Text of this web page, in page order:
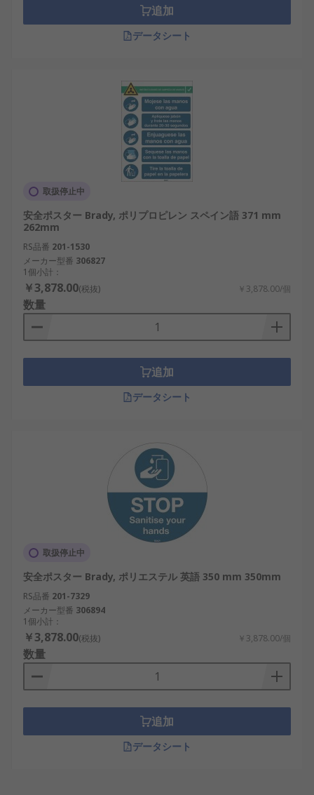
追加
データシート
取扱停止中
安全ポスター Brady, ポリプロピレン スペイン語 371 mm
262mm
RS品番 201-1530
メーカー型番 306827
1個小計：
￥3,878.00(税抜) ￥3,878.00/個
数量
追加
データシート
取扱停止中
安全ポスター Brady, ポリエステル 英語 350 mm 350mm
RS品番 201-7329
メーカー型番 306894
1個小計：
￥3,878.00(税抜) ￥3,878.00/個
数量
追加
データシート